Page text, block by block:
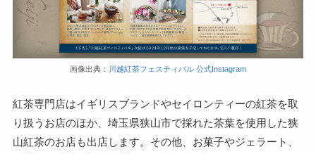
画像出典： 川越紅茶フェスティバル 公式Instagram
紅茶専門店はイギリスブランドやセイロンティーの紅茶を取
り扱うお店のほか、埼玉県狭山市で採れた茶葉を使用した狭
山紅茶のお店も出店します。その他、お菓子やジェラート、